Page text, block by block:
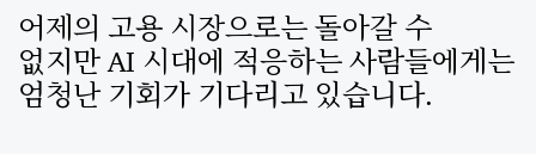
어제의 고용 시장으로는 돌아갈 수
없지만 AI 시대에 적응하는 사람들에게는
엄청난 기회가 기다리고 있습니다.